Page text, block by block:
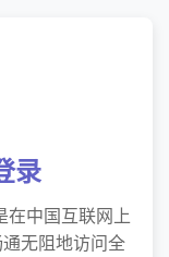
录
中国互联网上
无阻地访问全